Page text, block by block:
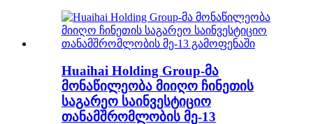
Huaihai Holding Group-მა
მონაწილეობა მიიღო ჩინეთის
საგარეო საინვესტიციო
თანამშრომლობის მე-13